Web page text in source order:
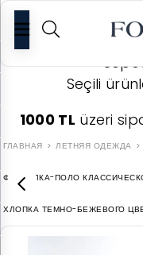
Seçili
1000 TL üzeri
ГЛАВНАЯ ЛЕТНЯЯ ОДЕЖДА
ФУТБОЛКА-ПОЛО
ХЛОПКА ТЕМНО-БЕЖЕВОГО